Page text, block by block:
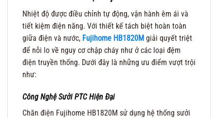
Nhiệt độ được điều chỉnh tự động, vận hành êm ái và
tiết kiệm điện năng. Với thiết kế tách biệt hoàn toàn
giữa điện và nước, Fujihome HB1820M giải quyết triệt
để nỗi lo về nguy cơ chập cháy như ở các loại đệm
điện truyền thống. Dưới đây là những ưu điểm vượt trội
như:
Công Nghệ Sưởi PTC Hiện Đại
Chăn điện Fujihome HB1820M sử dụng hệ thống sưởi